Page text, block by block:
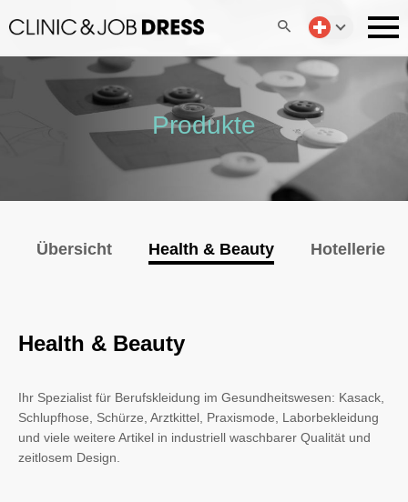
Produkte
Übersicht Health & Beauty Hotellerie &
Health & Beauty
Ihr Spezialist für Berufskleidung im Gesundheitswesen: Kasack,
Schlupfhose, Schürze, Arztkittel, Praxismode, Laborbekleidung
und viele weitere Artikel in industriell waschbarer Qualität und
zeitlosem Design.